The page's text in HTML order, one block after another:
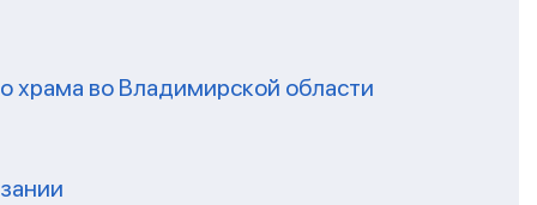
храма во Владимирской области